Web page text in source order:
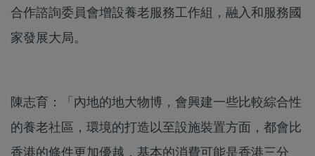
合作諮詢委員會增設養老服務工作組，融入和服務國
家發展大局。
陳志育：「內地的地大物博，會興建一些比較綜合性
的養老社區，環境的打造以至設施裝置方面，都會比
香港的條件更加優越，基本的消費可能是香港三分